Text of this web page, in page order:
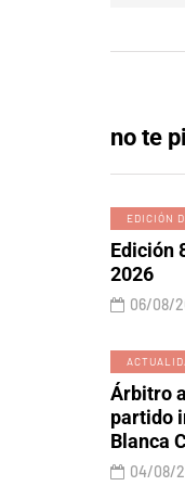
no te
EDICIÓN
Edición
2026
06/08/
Árbitro
partido
Blanca
04/08/